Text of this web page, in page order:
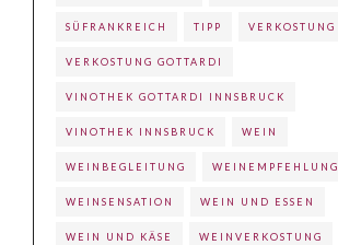
SÜFRANKREICH TIPP VERKOSTUNG
VERKOSTUNG GOTTARDI
VINOTHEK GOTTARDI INNSBRUCK
VINOTHEK INNSBRUCK WEIN
WEINBEGLEITUNG WEINEMPFEHLUNG
WEINSENSATION WEIN UND ESSEN
WEIN UND KÄSE WEINVERKOSTUNG